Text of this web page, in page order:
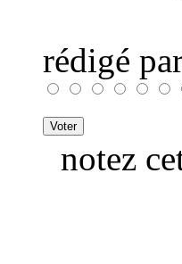
rédigé
notez